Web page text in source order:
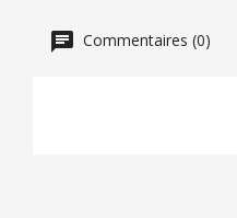
Commentaires (0)